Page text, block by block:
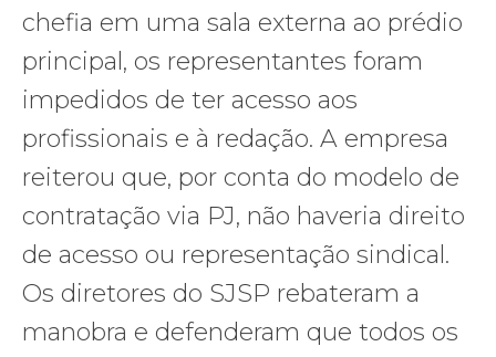
chefia em uma sala externa ao prédio
principal, os representantes foram
impedidos de ter acesso aos
profissionais e à redação. A empresa
reiterou que, por conta do modelo de
contratação via PJ, não haveria direito
de acesso ou representação sindical.
Os diretores do SJSP rebateram a
manobra e defenderam que todos os